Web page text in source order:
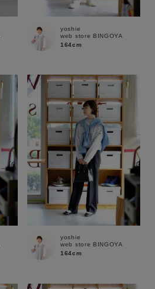
LADIES KIDS
yoshie
web store BINGOYA
164cm
yoshie
web store BINGOYA
164cm